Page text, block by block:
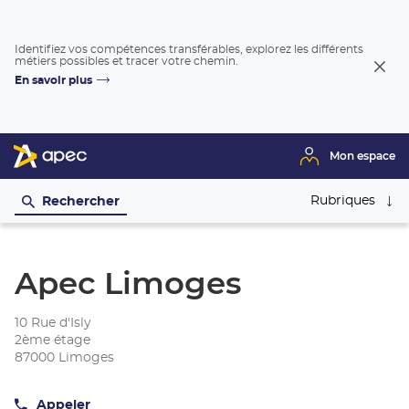
Identifiez vos compétences transférables, explorez les différents
métiers possibles et tracer votre chemin.
En savoir plus
Mon espace
Rechercher Rubriques
Apec Limoges
10 Rue d'Isly
2ème étage
87000 Limoges
Appeler